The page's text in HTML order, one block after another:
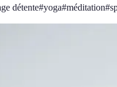
détente#yoga#méditation#